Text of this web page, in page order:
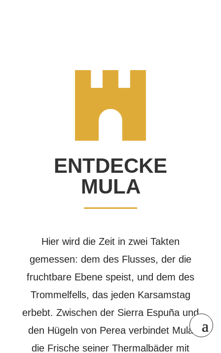
ENTDECKE
MULA
Hier wird die Zeit in zwei Takten
gemessen: dem des Flusses, der die
fruchtbare Ebene speist, und dem des
Trommelfells, das jeden Karsamstag
erbebt. Zwischen der Sierra Espuña und
den Hügeln von Perea verbindet Mula
die Frische seiner Thermalbäder mit